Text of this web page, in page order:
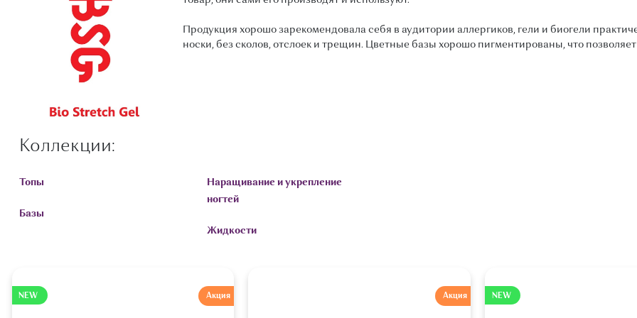
Продукция хорошо зарекомендовала себя в аудитории аллергиков, гели и биогели
носки, без сколов, отслоек и трещин. Цветные базы хорошо пигментированы, что
Коллекции:
Топы
Базы
Наращивание и укрепление
ногтей
Жидкости
Акция
NEW Акция NEW